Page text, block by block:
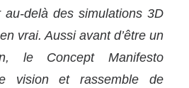
au-delà des simulations 3D
vrai. Aussi avant d’être un
le Concept Manifesto
vision et rassemble de